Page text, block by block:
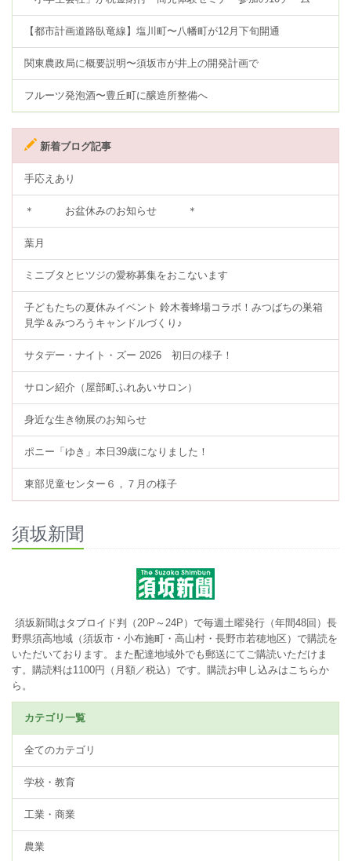
【都市計画道路臥竜線】塩川町〜八幡町が12月下旬開通
関東農政局に概要説明〜須坂市が井上の開発計画で
フルーツ発泡酒〜豊丘町に醸造所整備へ
新着ブログ記事
手応えあり
＊ お盆休みのお知らせ ＊
葉月
ミニブタとヒツジの愛称募集をおこないます
子どもたちの夏休みイベント 鈴木養蜂場コラボ！みつばちの巣箱
見学＆みつろうキャンドルづくり♪
サタデー・ナイト・ズー 2026 初日の様子！
サロン紹介（屋部町ふれあいサロン）
身近な生き物展のお知らせ
ポニー「ゆき」本日39歳になりました！
東部児童センター６，７月の様子
須坂新聞
須坂新聞はタブロイド判（20P～24P）で毎週土曜発行（年間48回）長
野県須高地域（須坂市・小布施町・高山村・長野市若穂地区）で購読を
いただいております。また配達地域外でも郵送にてご購読いただけま
す。購読料は1100円（月額／税込）です。 購読お申し込みはこちらか
ら。
カテゴリ一覧
全てのカテゴリ
学校・教育
工業・商業
農業